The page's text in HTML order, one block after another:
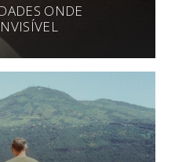
ONDE